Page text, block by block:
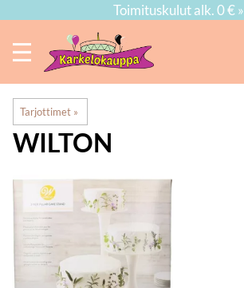
Toimituskulut alk. 0 € »
Tarjottimet ‪»
WILTON